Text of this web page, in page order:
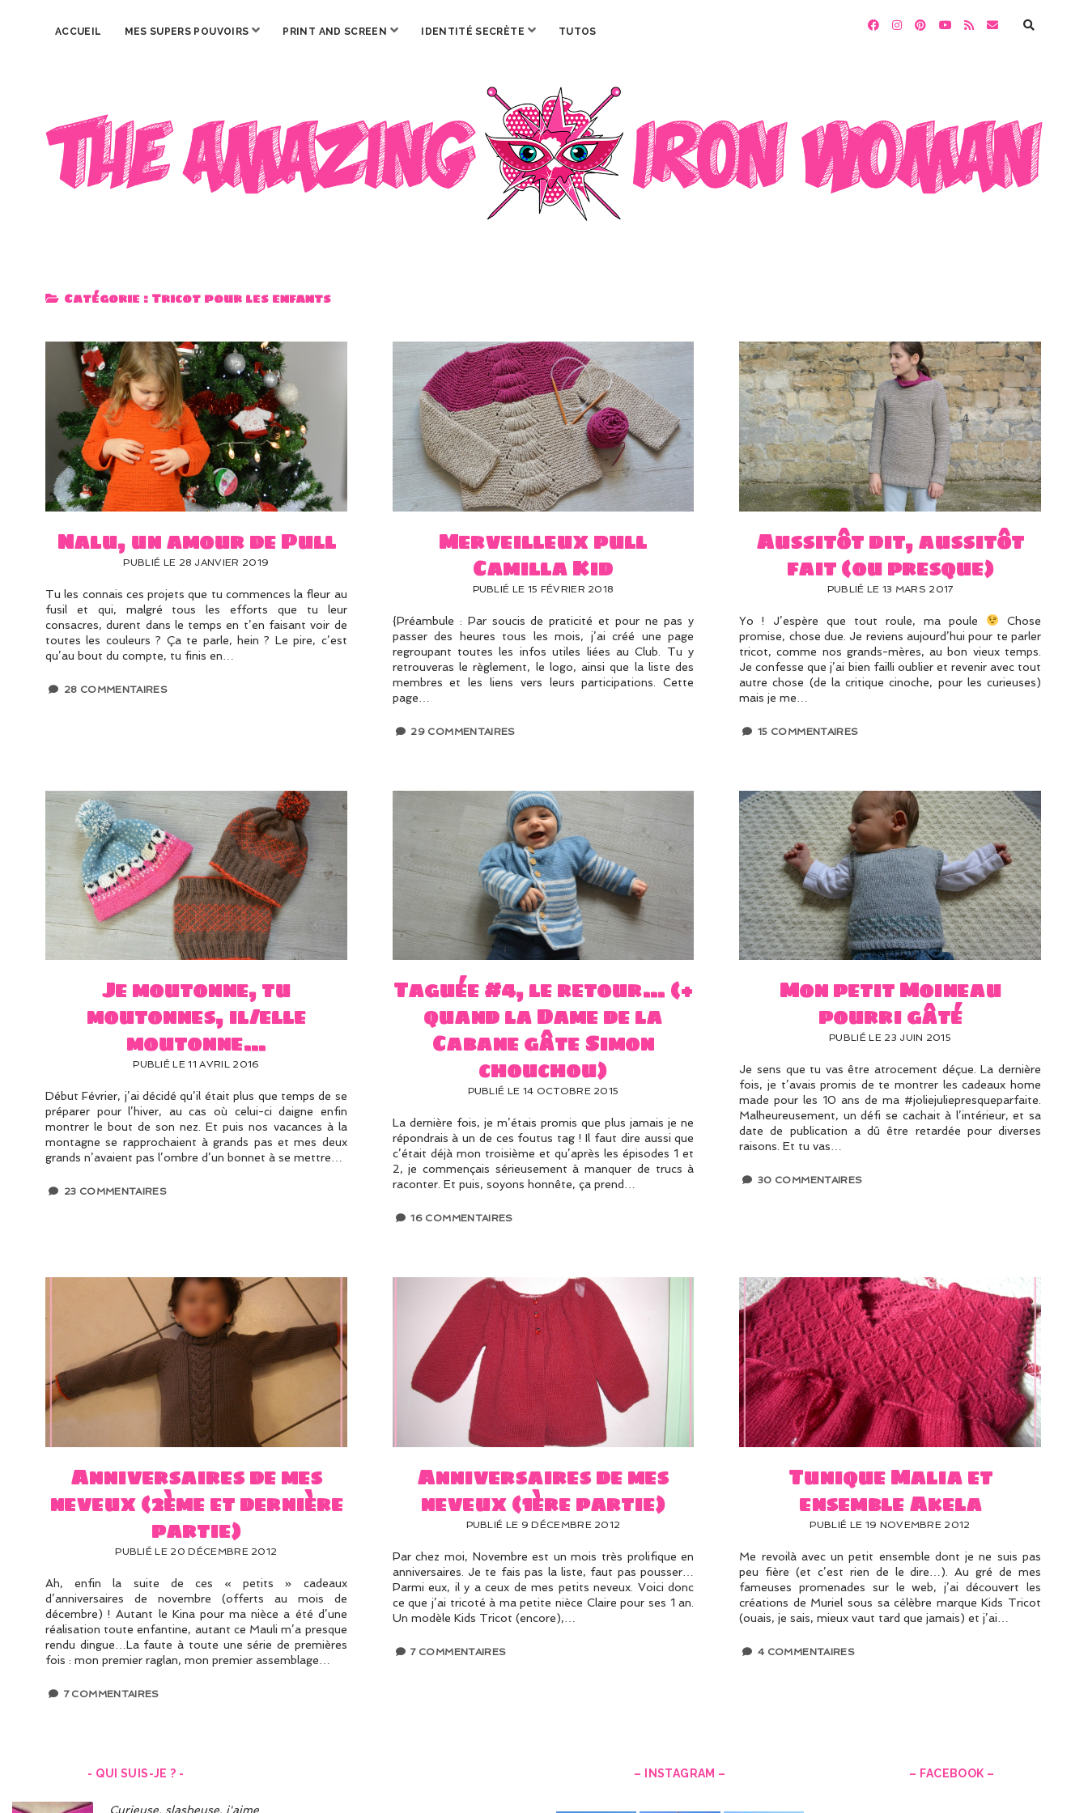
ACCUEIL MES SUPERS POUVOIRS ouvrirPRINT AND SCREEN ouvrir IDENTITÉ SECRÈTE ouvrir
TUTOS
facebookinstagram
pinterestyoutube
rss email
The
Amazing
Woman
Catégorie : Tricot pour les enfants
Nalu, un amour de Pull
PUBLIÉ LE 28 JANVIER 2019
Tu les connais ces projets que tu commences la fleur au
fusil et qui, malgré tous les efforts que tu leur
consacres, durent dans le temps en t’en faisant voir de
toutes les couleurs ? Ça te parle, hein ? Le pire, c’est
qu’au bout du compte, tu finis en…
28 COMMENTAIRES
Merveilleux pull
Camilla Kid
PUBLIÉ LE 15 FÉVRIER 2018
{Préambule : Par soucis de praticité et pour ne pas y
passer des heures tous les mois, j’ai créé une page
regroupant toutes les infos utiles liées au Club. Tu y
retrouveras le règlement, le logo, ainsi que la liste des
membres et les liens vers leurs participations. Cette
page…
29 COMMENTAIRES
Aussitôt dit, aussitôt
fait (ou presque)
PUBLIÉ LE 13 MARS 2017
Yo ! J’espère que tout roule, ma poule
Chose
promise, chose due. Je reviens aujourd’hui pour te parler
tricot, comme nos grands-mères, au bon vieux temps.
Je confesse que j’ai bien failli oublier et revenir avec tout
autre chose (de la critique cinoche, pour les curieuses)
mais je me…
15 COMMENTAIRES
Je moutonne, tu
moutonnes, il/elle
moutonne…
PUBLIÉ LE 11 AVRIL 2016
Début Février, j’ai décidé qu’il était plus que temps de se
préparer pour l’hiver, au cas où celui-ci daigne enfin
montrer le bout de son nez. Et puis nos vacances à la
montagne se rapprochaient à grands pas et mes deux
grands n’avaient pas l’ombre d’un bonnet à se mettre…
23 COMMENTAIRES
Taguée #4, le retour… (+
quand la Dame de la
Cabane gâte Simon
chouchou)
PUBLIÉ LE 14 OCTOBRE 2015
La dernière fois, je m’étais promis que plus jamais je ne
répondrais à un de ces foutus tag ! Il faut dire aussi que
c’était déjà mon troisième et qu’après les épisodes 1 et
2, je commençais sérieusement à manquer de trucs à
raconter. Et puis, soyons honnête, ça prend…
16 COMMENTAIRES
Mon petit Moineau
pourri gâté
PUBLIÉ LE 23 JUIN 2015
Je sens que tu vas être atrocement déçue. La dernière
fois, je t’avais promis de te montrer les cadeaux home
made pour les 10 ans de ma #joliejuliepresqueparfaite.
Malheureusement, un défi se cachait à l’intérieur, et sa
date de publication a dû être retardée pour diverses
raisons. Et tu vas…
30 COMMENTAIRES
Anniversaires de mes
neveux (2ème et dernière
partie)
PUBLIÉ LE 20 DÉCEMBRE 2012
Ah, enfin la suite de ces « petits » cadeaux
d’anniversaires de novembre (offerts au mois de
décembre) ! Autant le Kina pour ma nièce a été d’une
réalisation toute enfantine, autant ce Mauli m’a presque
rendu dingue…La faute à toute une série de premières
fois : mon premier raglan, mon premier assemblage…
7 COMMENTAIRES
Anniversaires de mes
neveux (1ère partie)
PUBLIÉ LE 9 DÉCEMBRE 2012
Par chez moi, Novembre est un mois très prolifique en
anniversaires. Je te fais pas la liste, faut pas pousser…
Parmi eux, il y a ceux de mes petits neveux. Voici donc
ce que j’ai tricoté à ma petite nièce Claire pour ses 1 an.
Un modèle Kids Tricot (encore),…
7 COMMENTAIRES
Tunique Malia et
ensemble Akela
PUBLIÉ LE 19 NOVEMBRE 2012
Me revoilà avec un petit ensemble dont je ne suis pas
peu fière (et c’est rien de le dire…). Au gré de mes
fameuses promenades sur le web, j’ai découvert les
créations de Muriel sous sa célèbre marque Kids Tricot
(ouais, je sais, mieux vaut tard que jamais) et j’ai…
4 COMMENTAIRES
- QUI SUIS-JE ? -
Curieuse, slasheuse, j'aime
– INSTAGRAM – – FACEBOOK –